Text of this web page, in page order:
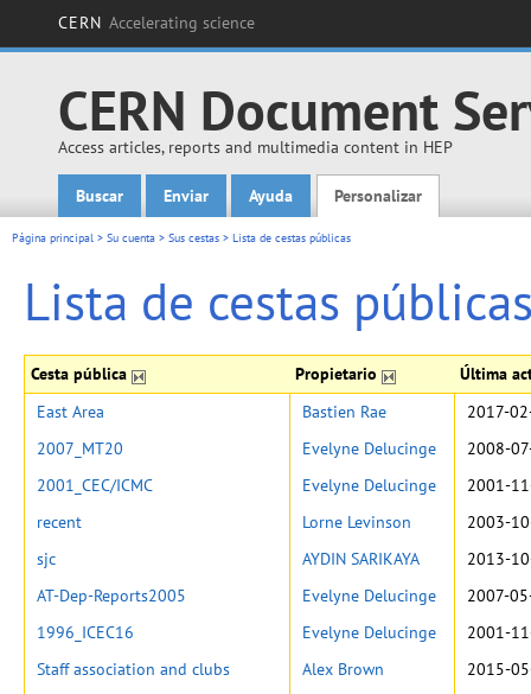
CERN Accelerating science
CERN Document
Access articles, reports and multimedia content in HEP
Main menu
Buscar Enviar Ayuda Personalizar
Página principal > Su cuenta > Sus cestas > Lista de cestas públicas
Lista de cestas
Cesta pública Propietario Última
East Area Bastien Rae
2017-
2007_MT20
Evelyne Delucinge
2008-
2001_CEC/ICMC
Evelyne Delucinge
2001-
recent
Lorne Levinson
2003-
sjc
AYDIN SARIKAYA
2013-
AT-Dep-Reports2005
Evelyne Delucinge
2007-
1996_ICEC16
Evelyne Delucinge
2001-
Staff association and clubs
Alex Brown
2015-